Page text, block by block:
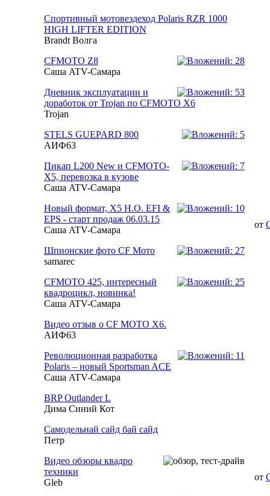
Спортивный мотовездеход Рolaris RZR 1000
HIGH LIFTER EDITION
Brandt Волга
CFMOTO Z8
Саша ATV-Самара
Дневник эксплуатации и
доработок от Trojan по CFMOTO X6
Trojan
STELS GUEPARD 800
АИФ63
Пикап L200 New и CFMOTO-
Х5, перевозка в кузове
Саша ATV-Самара
Новый формат, Х5 Н.О. EFI &
EPS - старт продаж 06.03.15
Саша ATV-Самара
от
Шпионские фото CF Мото
samarec
CFMOTO 425, интересный
квадроцикл, новинка!
Саша ATV-Самара
Видео отзыв о CF MOTO X6.
АИФ63
Революционная разработка
Polaris – новый Sportsman ACE
Саша ATV-Самара
BRP Outlander L
Дима Синий Кот
Самодельнай сайд бай сайд
Петр
Видео обзоры квадро
техники
Gleb
от